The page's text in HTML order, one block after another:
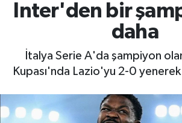
Inter'den bir
daha
İtalya Serie A'da şampiyon
Kupası'nda Lazio'yu 2-0
Süper Lig Puan Durumu ve
Son Dakika Haberleri